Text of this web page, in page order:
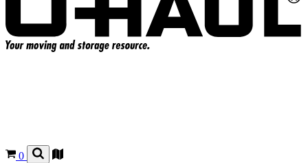
0